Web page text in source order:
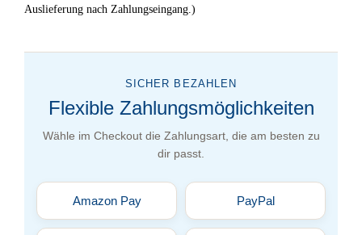
Auslieferung nach Zahlungseingang.)
SICHER BEZAHLEN
Flexible Zahlungsmöglichkeiten
Wähle im Checkout die Zahlungsart, die am besten zu
dir passt.
Amazon Pay PayPal